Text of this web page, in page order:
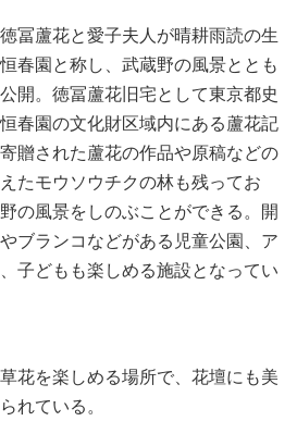
冨蘆花と愛子夫人が晴耕雨読の生
春園と称し、武蔵野の風景ととも
開。徳冨蘆花旧宅として東京都史
春園の文化財区域内にある蘆花記
贈された蘆花の作品や原稿などの
たモウソウチクの林も残ってお
の風景をしのぶことができる。開
ブランコなどがある児童公園、ア
子どもも楽しめる施設となってい
花を楽しめる場所で、花壇にも美
れている。